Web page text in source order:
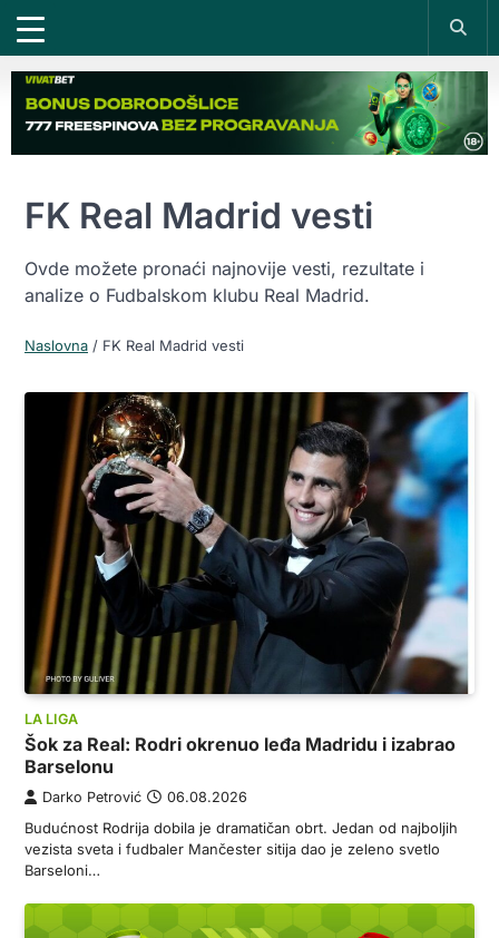
FK Real Madrid vesti
Ovde možete pronaći najnovije vesti, rezultate i
analize o Fudbalskom klubu Real Madrid.
Naslovna / FK Real Madrid vesti
LA LIGA
Šok za Real: Rodri okrenuo leđa Madridu i izabrao
Barselonu
Darko Petrović 06.08.2026
Budućnost Rodrija dobila je dramatičan obrt. Jedan od najboljih
vezista sveta i fudbaler Mančester sitija dao je zeleno svetlo
Barseloni…